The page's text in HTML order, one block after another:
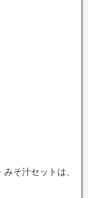
そ汁セットは、